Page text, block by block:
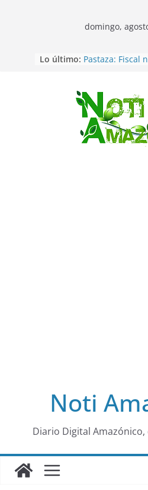
al
domingo,
Lo último: Pastaza: Fiscal
con una menor
frontera sur
Napo: presunto
Archidona
Ecuador: dos
desaparecidos
muertos en
Noti
Diario Digital